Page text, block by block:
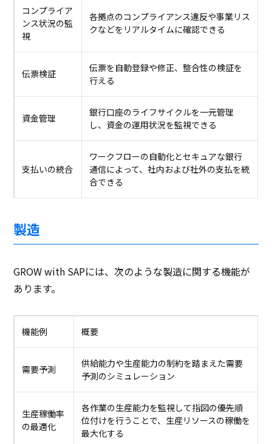
コンプライア
ンス状況の監
視
各拠点のコンプライアンス違反や事業リス
クなどをリアルタイムに確認できる
伝票検証
伝票を自動登録や修正、整合性の検証を
行える
資金管理
銀行口座のライフサイクルを一元管理
し、資金の運用状況を監視できる
支払いの統合
ワークフローの自動化とセキュアな銀行
通信によって、社内および社外の支払を統
合できる
製造
GROW with SAPには、次のような製造に関する機能が
あります。
機能例 概要
需要予測
供給能力や生産能力の制約を踏まえた需要
予測のシミュレーション
生産稼働率
の最適化
各作業の生産能力を監視して指図の優先順
位付けを行うことで、生産リソースの稼働を
最大化する